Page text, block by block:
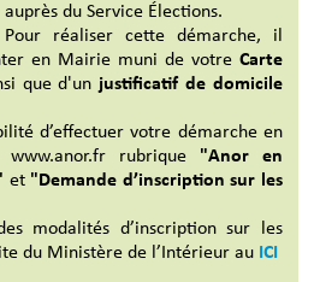
auprès du Service Élections.
Pour réaliser cette démarche, il
en Mairie muni de votre Carte
que d'un justificatif de domicile
d’effectuer votre démarche en
www.anor.fr rubrique "Anor en
et "Demande d’inscription sur les
modalités d’inscription sur les
du Ministère de l’Intérieur au ICI